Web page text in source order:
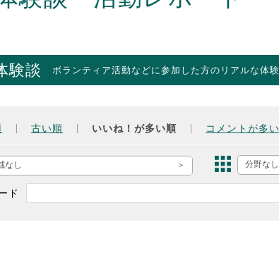
東京ボランティアレガシーネットワークとは
東京2020大会の軌跡
験談 ボランティア活動などに参加した方のリアルな体
古い順 いいね！が多い順 コメントが多
なし 分野なし
ド